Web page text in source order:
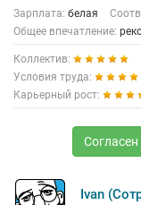
Зарплата: белая
Общее впечатление:
Коллектив:
Условия труда:
Карьерный рост:
Согласен
Ivan